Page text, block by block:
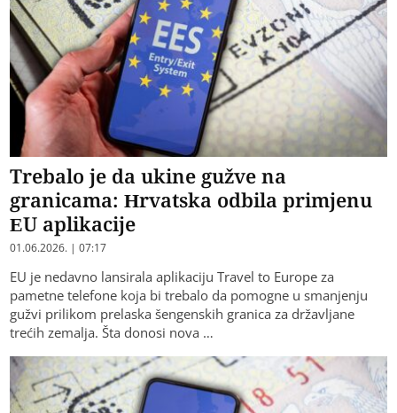
Trebalo je da ukine gužve na
granicama: Hrvatska odbila primjenu
EU aplikacije
01.06.2026. | 07:17
EU je nedavno lansirala aplikaciju Travel to Europe za
pametne telefone koja bi trebalo da pomogne u smanjenju
gužvi prilikom prelaska šengenskih granica za državljane
trećih zemalja. Šta donosi nova …